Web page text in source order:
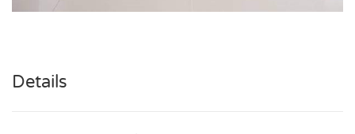
Details